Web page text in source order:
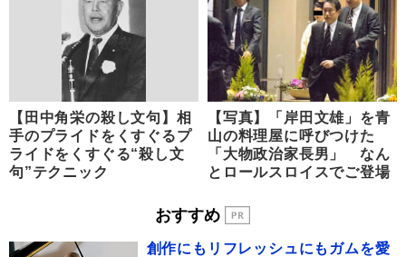
【田中角栄の殺し文句】相
手のプライドをくすぐるプ
ライドをくすぐる“殺し文
句”テクニック
【写真】「岸田文雄」を青
山の料理屋に呼びつけた
「大物政治家長男」 なん
とロールスロイスでご登場
おすすめ
創作にもリフレッシュにもガムを愛